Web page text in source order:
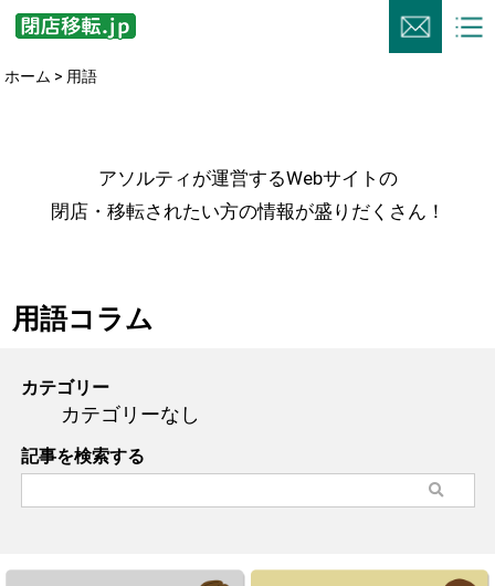
ホーム > 用語
アソルティが運営するWebサイトの
閉店・移転されたい方の情報が盛りだくさん！
用語コラム
カテゴリー
カテゴリーなし
記事を検索する